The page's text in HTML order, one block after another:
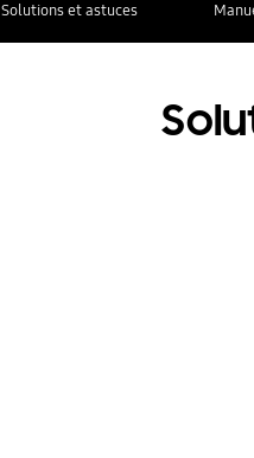
Solutions et astuces